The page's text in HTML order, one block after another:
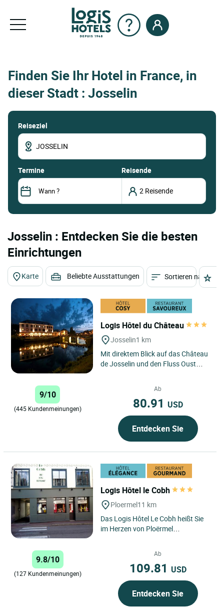
Finden Sie Ihr Hotel in France, in
dieser Stadt : Josselin
Reiseziel
termine Reisende
Josselin : Entdecken Sie die besten
Einrichtungen
Karte Beliebte Ausstattungen Sortieren nach
Logis Hôtel du Château
Josselin1 km
Mit direktem Blick auf das Château
de Josselin und den Fluss Oust
9/10
(445 Kundenmeinungen)
Ab
80.91 USD
Entdecken Sie
Logis Hôtel le Cobh
Ploermel11 km
Das Logis Hôtel Le Cobh heißt Sie
im Herzen von Ploërmel
9.8/10
(127 Kundenmeinungen)
Ab
109.81 USD
Entdecken Sie